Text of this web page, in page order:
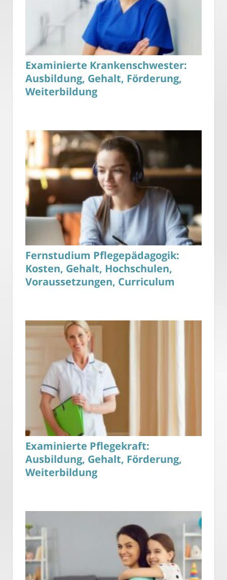
Examinierte Krankenschwester:
Ausbildung, Gehalt, Förderung,
Weiterbildung
Fernstudium Pflegepädagogik:
Kosten, Gehalt, Hochschulen,
Voraussetzungen, Curriculum
Examinierte Pflegekraft:
Ausbildung, Gehalt, Förderung,
Weiterbildung